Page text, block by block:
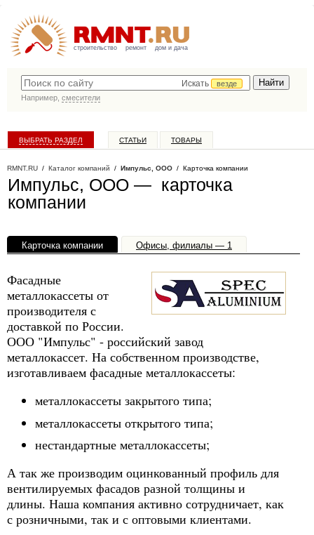
строительство ремонт дом и дача
Искать
везде
Например, смесители
ВЫБРАТЬ РАЗДЕЛ СТАТЬИ ТОВАРЫ
RMNT.RU / Каталог компаний / Импульс, ООО / Карточка компании
Импульс, ООО — карточка
компании
Карточка компании Офисы, филиалы — 1
Фасадные
металлокассеты от
производителя с
доставкой по России.
ООО "Импульс" - российский завод
металлокассет. На собственном производстве,
изготавливаем фасадные металлокассеты:
металлокассеты закрытого типа;
металлокассеты открытого типа;
нестандартные металлокассеты;
А так же производим оцинкованный профиль для
вентилируемых фасадов разной толщины и
длины. Наша компания активно сотрудничает, как
с розничными, так и с оптовыми клиентами.